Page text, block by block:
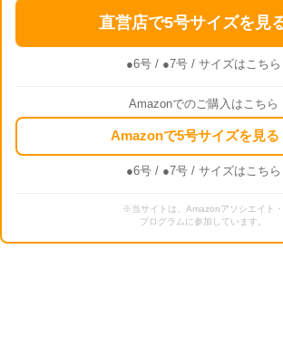
直営店で5号サイズを見
●6号/ ●7号/ サイズはこちら
Amazonでのご購入はこちら
Amazonで5号サイズを見る
●6号/ ●7号/ サイズはこちら
※当サイトは、Amazonアソシエイト・
プログラムに参加しています。